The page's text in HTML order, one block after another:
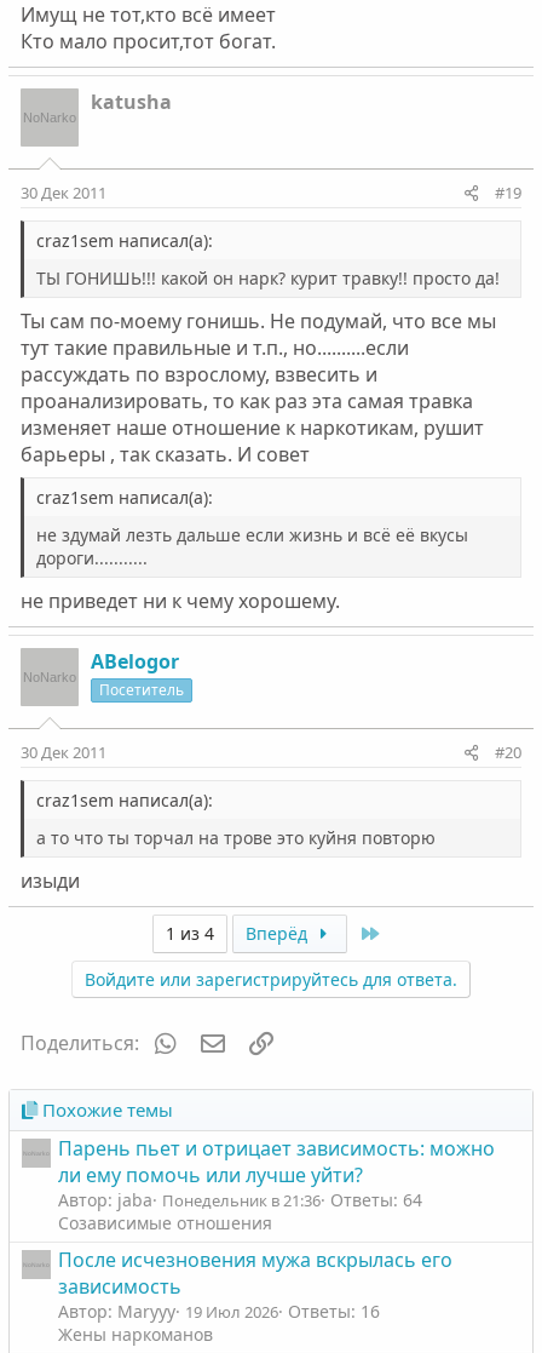
Имущ не тот,кто всё имеет
Кто мало просит,тот богат.
katusha
30 Дек 2011 #19
craz1sem написал(а):
ТЫ ГОНИШЬ!!! какой он нарк? курит травку!! просто да!
Ты сам по-моему гонишь. Не подумай, что все мы
тут такие правильные и т.п., но..........если
рассуждать по взрослому, взвесить и
проанализировать, то как раз эта самая травка
изменяет наше отношение к наркотикам, рушит
барьеры , так сказать. И совет
craz1sem написал(а):
не здумай лезть дальше если жизнь и всё её вкусы
дороги...........
не приведет ни к чему хорошему.
ABelogor
Посетитель
30 Дек 2011 #20
craz1sem написал(а):
а то что ты торчал на трове это куйня повторю
изыди
1 из 4 Вперёд
Войдите или зарегистрируйтесь для ответа.
Поделиться: WhatsAppЭлектронная почта
Похожие темы
Парень пьет и отрицает зависимость: можно
ли ему помочь или лучше уйти?
Автор: jaba Понедельник в 21:36 Ответы: 64
Созависимые отношения
После исчезновения мужа вскрылась его
зависимость
Автор: Maryyy 19 Июл 2026 Ответы: 16
Жены наркоманов